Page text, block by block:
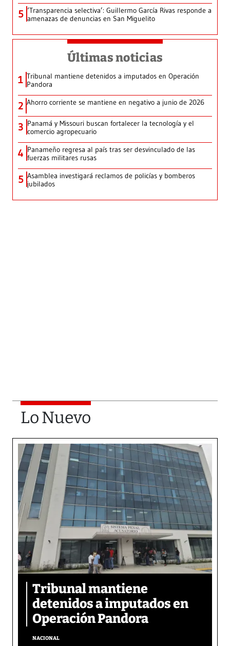
5 ‘Transparencia selectiva’: Guillermo García Rivas responde a
amenazas de denuncias en San Miguelito
Últimas noticias
1 Tribunal mantiene detenidos a imputados en Operación
Pandora
2 Ahorro corriente se mantiene en negativo a junio de 2026
3 Panamá y Missouri buscan fortalecer la tecnología y el
comercio agropecuario
4 Panameño regresa al país tras ser desvinculado de las
fuerzas militares rusas
5 Asamblea investigará reclamos de policías y bomberos
jubilados
Lo Nuevo
Tribunal mantiene
detenidos a imputados en
Operación Pandora
NACIONAL